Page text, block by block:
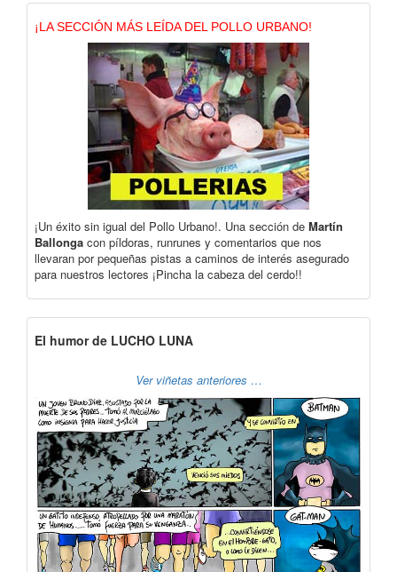
¡LA SECCIÓN MÁS LEÍDA DEL POLLO URBANO!
¡Un éxito sin igual del Pollo Urbano!. Una sección de Martín
Ballonga con píldoras, runrunes y comentarios que nos
llevaran por pequeñas pistas a caminos de interés asegurado
para nuestros lectores ¡Pincha la cabeza del cerdo!!
El humor de LUCHO LUNA
Ver viñetas anteriores …